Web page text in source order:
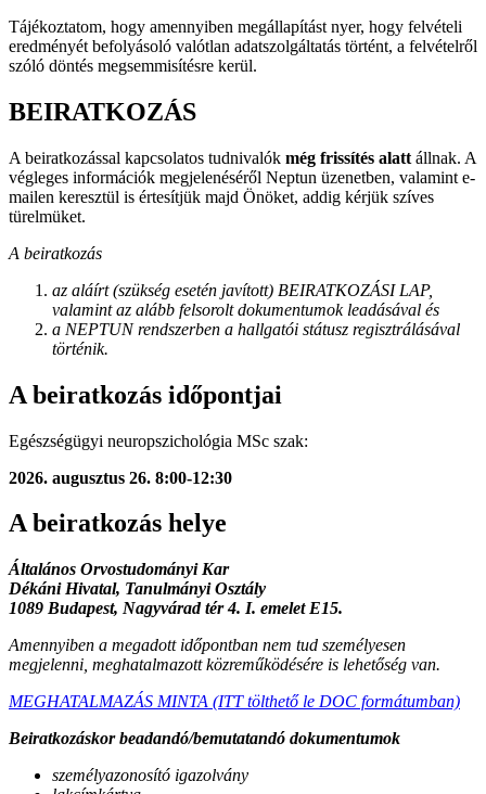
Tájékoztatom, hogy amennyiben megállapítást nyer, hogy felvételi
eredményét befolyásoló valótlan adatszolgáltatás történt, a felvételről
szóló döntés megsemmisítésre kerül.
BEIRATKOZÁS
A beiratkozással kapcsolatos tudnivalók még frissítés alatt állnak. A
végleges információk megjelenéséről Neptun üzenetben, valamint e-
mailen keresztül is értesítjük majd Önöket, addig kérjük szíves
türelmüket.
A beiratkozás
az aláírt (szükség esetén javított) BEIRATKOZÁSI LAP,
valamint az alább felsorolt dokumentumok leadásával és
a NEPTUN rendszerben a hallgatói státusz regisztrálásával
történik.
A beiratkozás időpontjai
Egészségügyi neuropszichológia MSc szak:
2026. augusztus 26. 8:00-12:30
A beiratkozás helye
Általános Orvostudományi Kar
Dékáni Hivatal, Tanulmányi Osztály
1089 Budapest, Nagyvárad tér 4. I. emelet E15.
Amennyiben a megadott időpontban nem tud személyesen
megjelenni, meghatalmazott közreműködésére is lehetőség van.
MEGHATALMAZÁS MINTA (ITT tölthető le DOC formátumban)
Beiratkozáskor beadandó/bemutatandó dokumentumok
személyazonosító igazolvány